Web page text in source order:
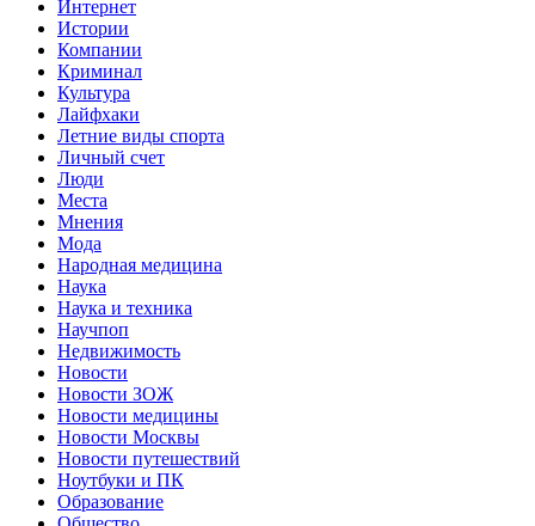
Интернет
Истории
Компании
Криминал
Культура
Лайфхаки
Летние виды спорта
Личный счет
Люди
Места
Мнения
Мода
Народная медицина
Наука
Наука и техника
Научпоп
Недвижимость
Новости
Новости ЗОЖ
Новости медицины
Новости Москвы
Новости путешествий
Ноутбуки и ПК
Образование